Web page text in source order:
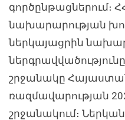
գործընթացներում։
նախարարության
ներկայացրին
շրջանակը
ռազմավարության
շրջանակում։